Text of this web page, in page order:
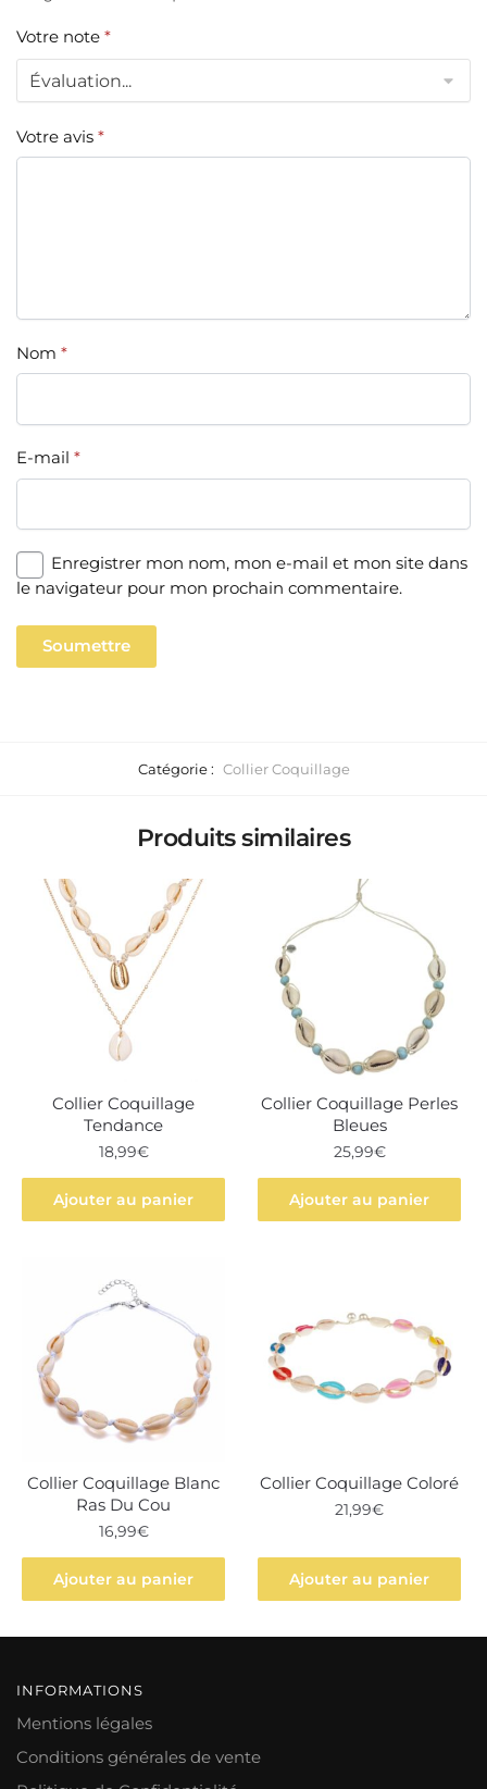
Votre note *
Votre avis *
Nom *
E-mail *
Enregistrer mon nom, mon e-mail et mon site dans
le navigateur pour mon prochain commentaire.
Catégorie : Collier Coquillage
Produits similaires
Collier Coquillage
Tendance
18,99€
Ajouter au panier
Collier Coquillage Perles
Bleues
25,99€
Ajouter au panier
Collier Coquillage Blanc
Ras Du Cou
16,99€
Ajouter au panier
Collier Coquillage Coloré
21,99€
Ajouter au panier
INFORMATIONS
Mentions légales
Conditions générales de vente